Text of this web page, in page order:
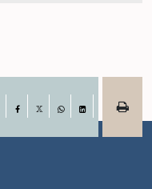
Facebook
LinkedIn